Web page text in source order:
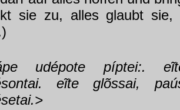
sie zu, alles glaubt
udépote píptei:.
eĩte glõssai,